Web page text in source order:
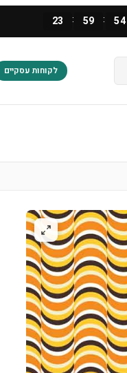
23 : 59 : 52
לקוחות עסקיים